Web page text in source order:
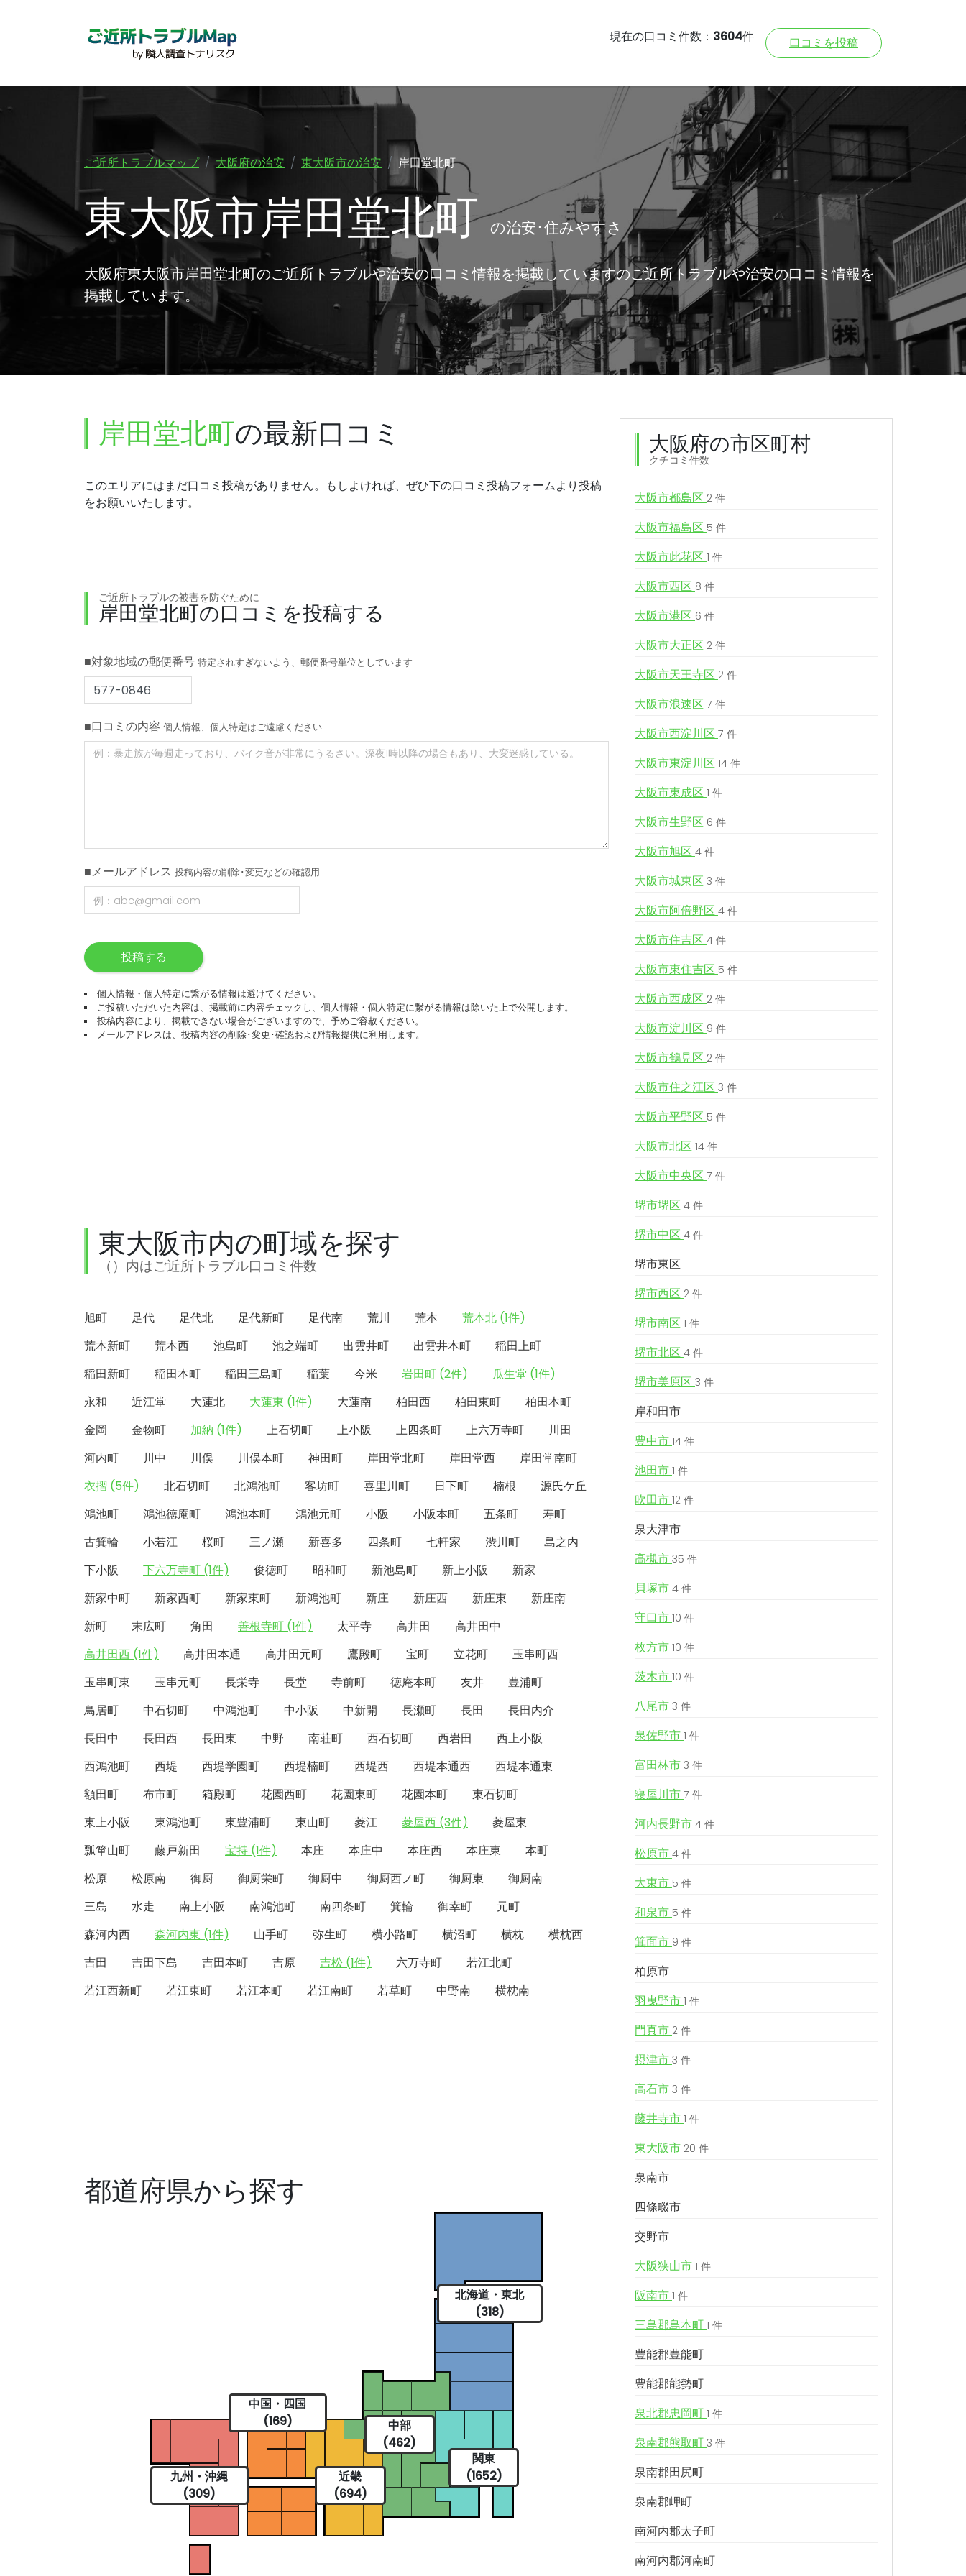
現在の口コミ件数： 3604件 口コミを投稿
ご近所トラブルマップ 大阪府の治安 東大阪市の治安 岸田堂北町
東大阪市岸田堂北町の治安･住みやすさ
大阪府東大阪市岸田堂北町のご近所トラブルや治安の口コミ情報を掲載していますのご近所トラブルや治安の口コミ情報を
掲載しています。
岸田堂北町の最新口コミ
このエリアにはまだ口コミ投稿がありません。もしよければ、ぜひ下の口コミ投稿フォームより投稿
をお願いいたします。
ご近所トラブルの被害を防ぐために
岸田堂北町の口コミを投稿する
■対象地域の郵便番号 特定されすぎないよう、郵便番号単位としています
■口コミの内容 個人情報、個人特定はご遠慮ください
■メールアドレス 投稿内容の削除･変更などの確認用
投稿する
個人情報・個人特定に繋がる情報は避けてください。
ご投稿いただいた内容は、掲載前に内容チェックし、個人情報・個人特定に繋がる情報は除いた上で公開します。
投稿内容により、掲載できない場合がございますので、予めご容赦ください。
メールアドレスは、投稿内容の削除･変更･確認および情報提供に利用します。
東大阪市内の町域を探す
（）内はご近所トラブル口コミ件数
旭町 足代 足代北 足代新町 足代南 荒川 荒本
荒本北 (1件)
荒本新町
荒本西 池島町 池之端町 出雲井町 出雲井本町
稲田上町
稲田新町
稲田本町 稲田三島町 稲葉 今米 岩田町 (2件)
瓜生堂 (1件)
永和
近江堂 大蓮北 大蓮東 (1件) 大蓮南 柏田西 柏田東町
柏田本町
金岡
金物町 加納 (1件) 上石切町 上小阪 上四条町 上六万寺町
川田
河内町
川中 川俣 川俣本町 神田町 岸田堂北町 岸田堂西
岸田堂南町
衣摺 (5件)
北石切町 北鴻池町 客坊町 喜里川町 日下町 楠根
源氏ケ丘
鴻池町
鴻池徳庵町 鴻池本町 鴻池元町 小阪 小阪本町 五条町
寿町
古箕輪
小若江 桜町 三ノ瀬 新喜多 四条町 七軒家 渋川町
島之内
下小阪
下六万寺町 (1件) 俊徳町 昭和町 新池島町 新上小阪
新家
新家中町
新家西町 新家東町 新鴻池町 新庄 新庄西 新庄東
新庄南
新町
末広町 角田 善根寺町 (1件) 太平寺 高井田
高井田中
高井田西 (1件)
高井田本通 高井田元町 鷹殿町 宝町 立花町
玉串町西
玉串町東
玉串元町 長栄寺 長堂 寺前町 徳庵本町 友井
豊浦町
鳥居町
中石切町 中鴻池町 中小阪 中新開 長瀬町 長田
長田内介
長田中
長田西 長田東 中野 南荘町 西石切町 西岩田
西上小阪
西鴻池町
西堤 西堤学園町 西堤楠町 西堤西 西堤本通西
西堤本通東
額田町
布市町 箱殿町 花園西町 花園東町 花園本町
東石切町
東上小阪
東鴻池町 東豊浦町 東山町 菱江 菱屋西 (3件)
菱屋東
瓢箪山町
藤戸新田 宝持 (1件) 本庄 本庄中 本庄西 本庄東
本町
松原
松原南 御厨 御厨栄町 御厨中 御厨西ノ町 御厨東
御厨南
三島
水走 南上小阪 南鴻池町 南四条町 箕輪 御幸町
元町
森河内西
森河内東 (1件) 山手町 弥生町 横小路町 横沼町 横枕
横枕西
吉田
吉田下島 吉田本町 吉原 吉松 (1件) 六万寺町
若江北町
若江西新町
若江東町 若江本町 若江南町 若草町 中野南 横枕南
都道府県から探す
北海道・東北
(318)
関東
(1652)
中部
(462)
近畿
(694)
中国・四国
(169)
九州・沖縄
(309)
大阪府の市区町村
クチコミ件数
大阪市都島区 2 件
大阪市福島区 5 件
大阪市此花区 1 件
大阪市西区 8 件
大阪市港区 6 件
大阪市大正区 2 件
大阪市天王寺区 2 件
大阪市浪速区 7 件
大阪市西淀川区 7 件
大阪市東淀川区 14 件
大阪市東成区 1 件
大阪市生野区 6 件
大阪市旭区 4 件
大阪市城東区 3 件
大阪市阿倍野区 4 件
大阪市住吉区 4 件
大阪市東住吉区 5 件
大阪市西成区 2 件
大阪市淀川区 9 件
大阪市鶴見区 2 件
大阪市住之江区 3 件
大阪市平野区 5 件
大阪市北区 14 件
大阪市中央区 7 件
堺市堺区 4 件
堺市中区 4 件
堺市東区
堺市西区 2 件
堺市南区 1 件
堺市北区 4 件
堺市美原区 3 件
岸和田市
豊中市 14 件
池田市 1 件
吹田市 12 件
泉大津市
高槻市 35 件
貝塚市 4 件
守口市 10 件
枚方市 10 件
茨木市 10 件
八尾市 3 件
泉佐野市 1 件
富田林市 3 件
寝屋川市 7 件
河内長野市 4 件
松原市 4 件
大東市 5 件
和泉市 5 件
箕面市 9 件
柏原市
羽曳野市 1 件
門真市 2 件
摂津市 3 件
高石市 3 件
藤井寺市 1 件
東大阪市 20 件
泉南市
四條畷市
交野市
大阪狭山市 1 件
阪南市 1 件
三島郡島本町 1 件
豊能郡豊能町
豊能郡能勢町
泉北郡忠岡町 1 件
泉南郡熊取町 3 件
泉南郡田尻町
泉南郡岬町
南河内郡太子町
南河内郡河南町